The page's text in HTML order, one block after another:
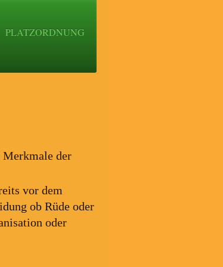
PLATZORDNUNG
Merkmale der
vor dem
ob Rüde oder
oder